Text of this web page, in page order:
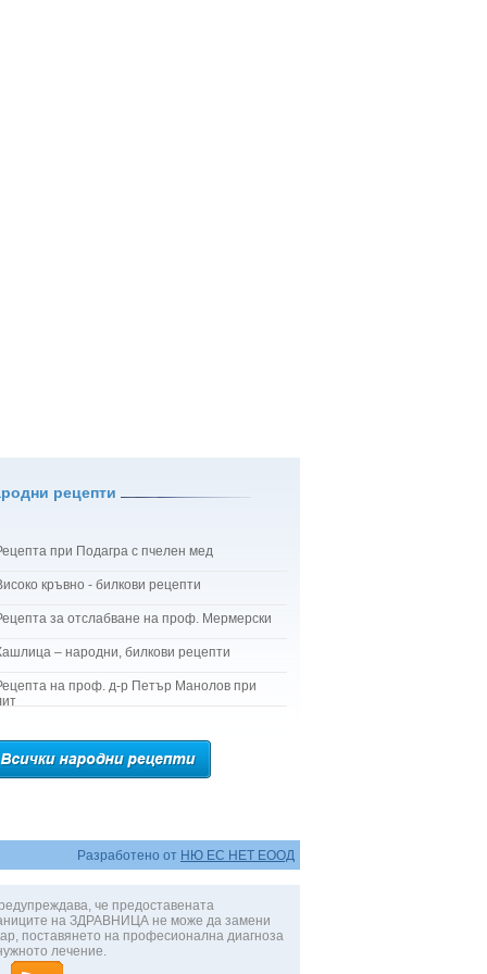
рецепти
при Подагра с пчелен мед
кръвно - билкови рецепти
за отслабване на проф. Мермерски
– народни, билкови рецепти
на проф. д-р Петър Манолов при
Разработено от НЮ ЕС НЕТ ЕООД
че предоставената
на ЗДРАВНИЦА не може да замени
поставянето на професионална диагноза
лечение.